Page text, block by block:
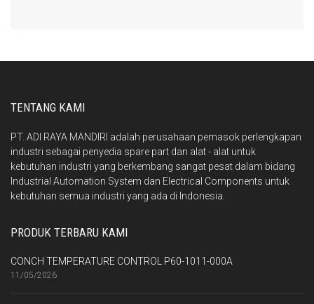
TENTANG KAMI
PT. ADI RAYA MANDIRI adalah perusahaan pemasok perlengkapan
industri sebagai penyedia spare part dan alat - alat untuk
kebutuhan industri yang berkembang sangat pesat dalam bidang
Industrial Automation System dan Electrical Components untuk
kebutuhan semua industri yang ada di Indonesia.
PRODUK TERBARU KAMI
CONCH TEMPERATURE CONTROL P60-1011-000A
11/05/2026